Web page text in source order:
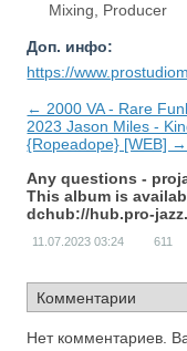
Mixing, Producer
Доп. инфо:
https://
← 2000 VA - Rare
2023 Jason Miles -
{Ropeadope} [WEB] →
Any questions -
This album is
dchub://hub.pro-
11.07.2023 03:24 611
Нет комментариев.